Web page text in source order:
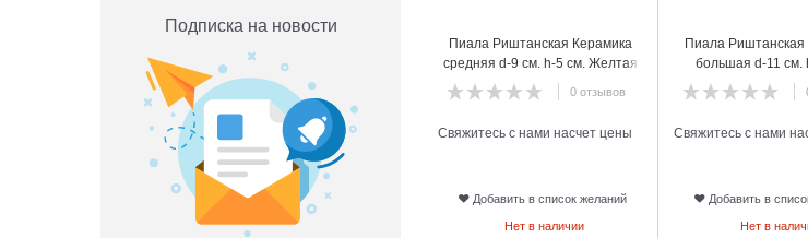
Подписка на новости
Пиала Риштанская Керамика
средняя d-9 см. h-5 см. Желтая
0 отзывов
Свяжитесь с нами насчет цены
Добавить в список желаний
Нет в наличии
Пиала Риштанская
большая d-11 см.
Желтая
Свяжитесь с нами
Добавить в
Нет в